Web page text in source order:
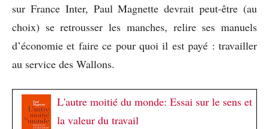
sur France Inter, Paul Magnette devrait peut-être (au
choix) se retrousser les manches, relire ses manuels
d’économie et faire ce pour quoi il est payé : travailler
au service des Wallons.
L'autre moitié du monde: Essai sur le sens et
la valeur du travail